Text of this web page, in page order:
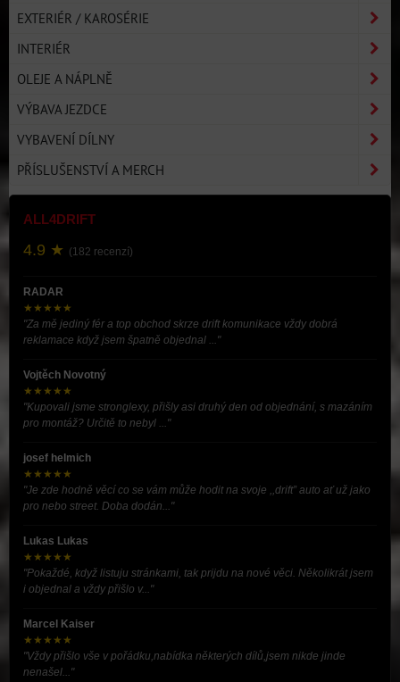
EXTERIÉR / KAROSÉRIE
INTERIÉR
OLEJE A NÁPLNĚ
VÝBAVA JEZDCE
VYBAVENÍ DÍLNY
PŘÍSLUŠENSTVÍ A MERCH
ALL4DRIFT
4.9 ★ (182 recenzí)
RADAR
★★★★★
"Za mě jediný fér a top obchod skrze drift komunikace vždy dobrá
reklamace když jsem špatně objednal ..."
Vojtěch Novotný
★★★★★
"Kupovali jsme stronglexy, přišly asi druhý den od objednání, s mazáním
pro montáž? Určitě to nebyl ..."
josef helmich
★★★★★
"Je zde hodně věcí co se vám může hodit na svoje ,,drift” auto ať už jako
pro nebo street. Doba dodán..."
Lukas Lukas
★★★★★
"Pokaždé, když listuju stránkami, tak prijdu na nové věci. Několikrát jsem
i objednal a vždy přišlo v..."
Marcel Kaiser
★★★★★
"Vždy přišlo vše v pořádku,nabídka některých dílů,jsem nikde jinde
nenašel..."